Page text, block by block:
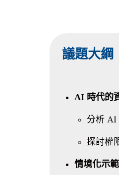
議題大綱
AI 時代的
分析 AI
探討權
情境化示